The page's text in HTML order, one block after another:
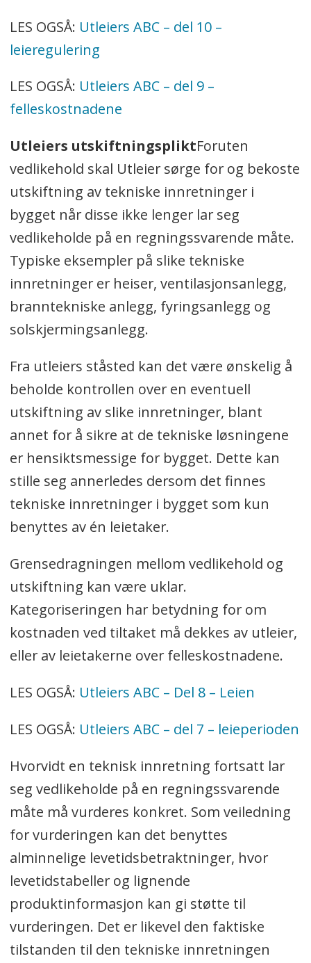
LES OGSÅ: Utleiers ABC – del 10 –
leieregulering
LES OGSÅ: Utleiers ABC – del 9 –
felleskostnadene
Utleiers utskiftningspliktForuten
vedlikehold skal Utleier sørge for og bekoste
utskiftning av tekniske innretninger i
bygget når disse ikke lenger lar seg
vedlikeholde på en regningssvarende måte.
Typiske eksempler på slike tekniske
innretninger er heiser, ventilasjonsanlegg,
branntekniske anlegg, fyringsanlegg og
solskjermingsanlegg.
Fra utleiers ståsted kan det være ønskelig å
beholde kontrollen over en eventuell
utskiftning av slike innretninger, blant
annet for å sikre at de tekniske løsningene
er hensiktsmessige for bygget. Dette kan
stille seg annerledes dersom det finnes
tekniske innretninger i bygget som kun
benyttes av én leietaker.
Grensedragningen mellom vedlikehold og
utskiftning kan være uklar.
Kategoriseringen har betydning for om
kostnaden ved tiltaket må dekkes av utleier,
eller av leietakerne over felleskostnadene.
LES OGSÅ: Utleiers ABC – Del 8 – Leien
LES OGSÅ: Utleiers ABC – del 7 – leieperioden
Hvorvidt en teknisk innretning fortsatt lar
seg vedlikeholde på en regningssvarende
måte må vurderes konkret. Som veiledning
for vurderingen kan det benyttes
alminnelige levetidsbetraktninger, hvor
levetidstabeller og lignende
produktinformasjon kan gi støtte til
vurderingen. Det er likevel den faktiske
tilstanden til den tekniske innretningen